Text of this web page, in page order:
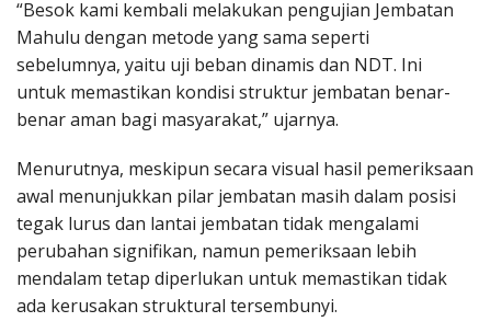
“Besok kami kembali melakukan pengujian Jembatan
Mahulu dengan metode yang sama seperti
sebelumnya, yaitu uji beban dinamis dan NDT. Ini
untuk memastikan kondisi struktur jembatan benar-
benar aman bagi masyarakat,” ujarnya.
Menurutnya, meskipun secara visual hasil pemeriksaan
awal menunjukkan pilar jembatan masih dalam posisi
tegak lurus dan lantai jembatan tidak mengalami
perubahan signifikan, namun pemeriksaan lebih
mendalam tetap diperlukan untuk memastikan tidak
ada kerusakan struktural tersembunyi.